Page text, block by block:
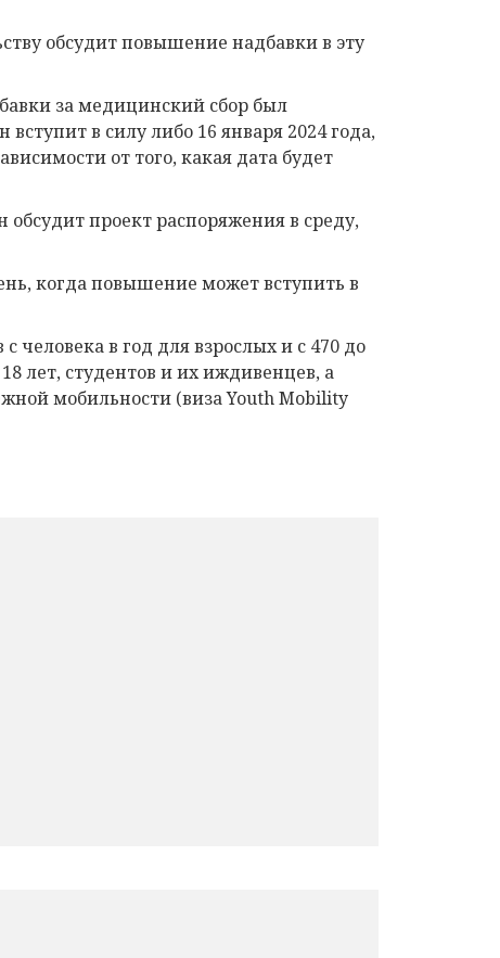
обсудит повышение надбавки в эту
за медицинский сбор был
в силу либо 16 января 2024 года,
от того, какая дата будет
проект распоряжения в среду,
когда повышение может вступить в
человека в год для взрослых и с 470 до
лет, студентов и их иждивенцев, а
мобильности (виза Youth Mobility